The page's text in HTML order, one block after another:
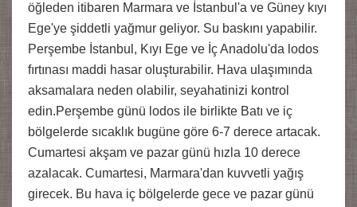
öğleden itibaren Marmara ve İstanbul'a ve Güney kıyı
Ege'ye şiddetli yağmur geliyor. Su baskını yapabilir.
Perşembe İstanbul, Kıyı Ege ve İç Anadolu'da lodos
fırtınası maddi hasar oluşturabilir. Hava ulaşımında
aksamalara neden olabilir, seyahatinizi kontrol
edin.Perşembe günü lodos ile birlikte Batı ve iç
bölgelerde sıcaklık bugüne göre 6-7 derece artacak.
Cumartesi akşam ve pazar günü hızla 10 derece
azalacak. Cumartesi, Marmara'dan kuvvetli yağış
girecek. Bu hava iç bölgelerde gece ve pazar günü